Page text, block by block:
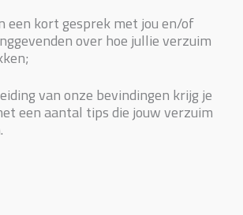
een kort gesprek met jou en/of
over hoe jullie verzuim
van onze bevindingen krijg je
een aantal tips die jouw verzuim